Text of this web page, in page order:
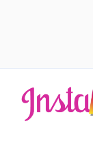
contenuto